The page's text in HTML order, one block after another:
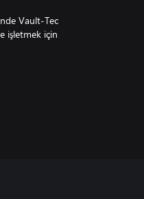
Vault-Tec
işletmek için